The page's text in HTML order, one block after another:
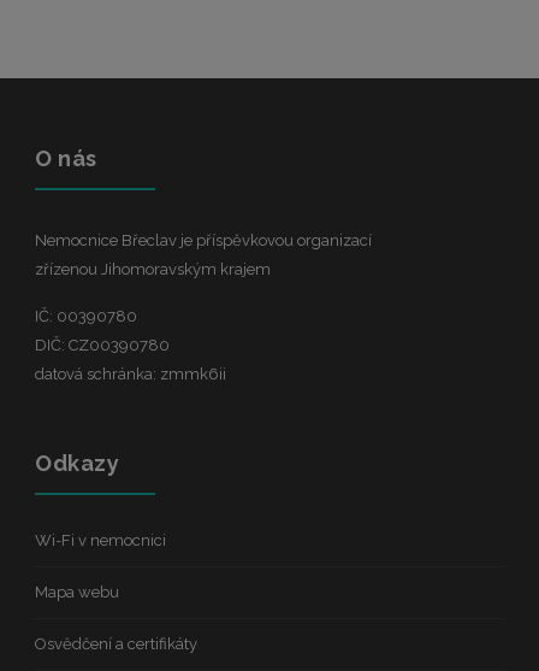
O nás
Nemocnice Břeclav je příspěvkovou organizací
zřízenou Jihomoravským krajem
IČ: 00390780
DIČ: CZ00390780
datová schránka: zmmk6ii
Odkazy
Wi-Fi v nemocnici
Mapa webu
Osvědčení a certifikáty